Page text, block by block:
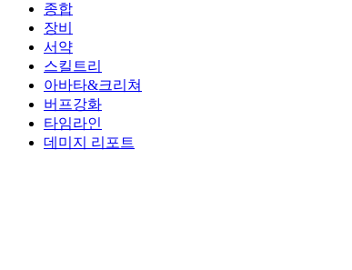
종합
장비
서약
스킬트리
아바타&크리쳐
버프강화
타임라인
데미지 리포트